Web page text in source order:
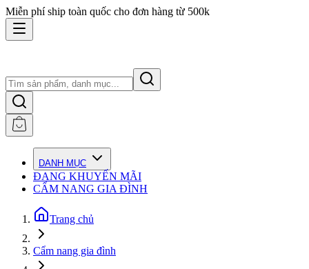
Miễn phí ship toàn quốc cho đơn hàng từ 500k
DANH MỤC
ĐANG KHUYẾN MÃI
CẨM NANG GIA ĐÌNH
Trang chủ
Cẩm nang gia đình